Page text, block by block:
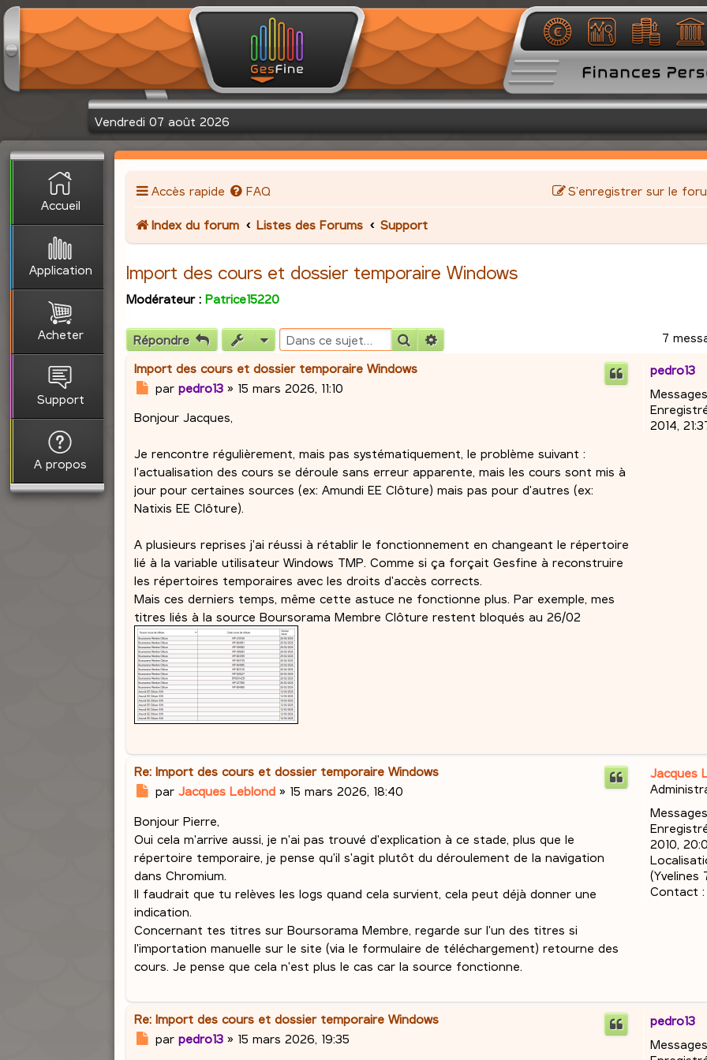
Vendredi 07 août 2026
Accueil
Application
Acheter
Support
A propos
Accès rapide FAQ S’enregistrer sur le
Index du forum Listes des Forums Support
Import des cours et dossier temporaire Windows
Modérateur : Patrice15220
Répondre Rechercher 7
pedro13
2014,
Import des cours et dossier temporaire Windows
M
s
a
g
e
par pedro13 » 15 mars 2026, 11:10
Bonjour Jacques,
Je rencontre régulièrement, mais pas systématiquement, le problème suivant :
l'actualisation des cours se déroule sans erreur apparente, mais les cours sont mis à
jour pour certaines sources (ex: Amundi EE Clôture) mais pas pour d'autres (ex:
Natixis EE Clôture).
A plusieurs reprises j'ai réussi à rétablir le fonctionnement en changeant le répertoire
lié à la variable utilisateur Windows TMP. Comme si ça forçait Gesfine à reconstruire
les répertoires temporaires avec les droits d'accès corrects.
Mais ces derniers temps, même cette astuce ne fonctionne plus. Par exemple, mes
titres liés à la source Boursorama Membre Clôture restent bloqués au 26/02
Jacques
2010,
(Yvelines
Contact :
Re: Import des cours et dossier temporaire Windows
M
s
s
a
e
par Jacques Leblond » 15 mars 2026, 18:40
Bonjour Pierre,
Oui cela m'arrive aussi, je n'ai pas trouvé d'explication à ce stade, plus que le
répertoire temporaire, je pense qu'il s'agit plutôt du déroulement de la navigation
dans Chromium.
Il faudrait que tu relèves les logs quand cela survient, cela peut déjà donner une
indication.
Concernant tes titres sur Boursorama Membre, regarde sur l'un des titres si
l'importation manuelle sur le site (via le formulaire de téléchargement) retourne des
cours. Je pense que cela n'est plus le cas car la source fonctionne.
pedro13
Re: Import des cours et dossier temporaire Windows
M
par pedro13 » 15 mars 2026, 19:35